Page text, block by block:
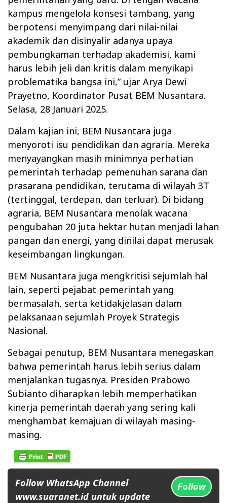
kampus mengelola konsesi tambang, yang
berpotensi menyimpang dari nilai-nilai
akademik dan disinyalir adanya upaya
pembungkaman terhadap akademisi, kami
harus lebih jeli dan kritis dalam menyikapi
problematika bangsa ini,” ujar Arya Dewi
Prayetno, Koordinator Pusat BEM Nusantara.
Selasa, 28 Januari 2025.
Dalam kajian ini, BEM Nusantara juga
menyoroti isu pendidikan dan agraria. Mereka
menyayangkan masih minimnya perhatian
pemerintah terhadap pemenuhan sarana dan
prasarana pendidikan, terutama di wilayah 3T
(tertinggal, terdepan, dan terluar). Di bidang
agraria, BEM Nusantara menolak wacana
pengubahan 20 juta hektar hutan menjadi lahan
pangan dan energi, yang dinilai dapat merusak
keseimbangan lingkungan.
BEM Nusantara juga mengkritisi sejumlah hal
lain, seperti pejabat pemerintah yang
bermasalah, serta ketidakjelasan dalam
pelaksanaan sejumlah Proyek Strategis
Nasional.
Sebagai penutup, BEM Nusantara menegaskan
bahwa pemerintah harus lebih serius dalam
menjalankan tugasnya. Presiden Prabowo
Subianto diharapkan lebih memperhatikan
kinerja pemerintah daerah yang sering kali
menghambat kemajuan di wilayah masing-
masing.
Follow WhatsApp Channel
www.suaranet.id untuk update
Follow